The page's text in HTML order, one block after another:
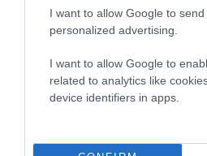
I want to allow Google to send
personalized advertising.
I want to allow Google to
related to analytics like
device identifiers in apps.
ΣΥΓΚΛΟΝΙΣΤΙΚΟΣ
ΡΑΦΗΝΑ ΣΤΟ «ΤΕΛΕΥΤΑΙΟ
ΚΑΠΕΤΑΝ ΑΝΤΩΝΗ
Απαράδεκτη εμπειρία στη